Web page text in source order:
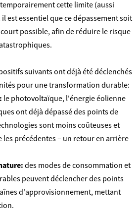
temporairement cette limite (aussi
est essentiel que ce dépassement soit
possible, afin de réduire le risque
suivants ont déjà été déclenchés
pour une transformation durable:
le photovoltaïque, l'énergie éolienne
ont déjà dépassé des points de
sont moins coûteuses et
précédentes – un retour en arrière
des modes de consommation et
peuvent déclencher des points
d'approvisionnement, mettant